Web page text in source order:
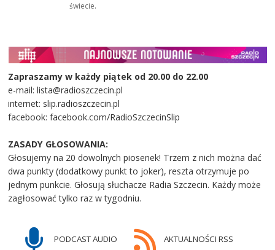
świecie.
Zapraszamy w każdy piątek od 20.00 do 22.00
e-mail: lista@radioszczecin.pl
internet: slip.radioszczecin.pl
facebook: facebook.com/RadioSzczecinSlip
ZASADY GŁOSOWANIA:
Głosujemy na 20 dowolnych piosenek! Trzem z nich można dać
dwa punkty (dodatkowy punkt to joker), reszta otrzymuje po
jednym punkcie. Głosują słuchacze Radia Szczecin. Każdy może
zagłosować tylko raz w tygodniu.
PODCAST AUDIO AKTUALNOŚCI RSS